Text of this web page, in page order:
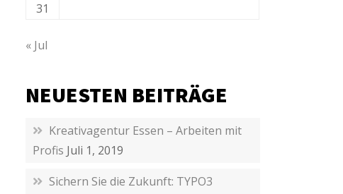
31
« Jul
NEUESTEN BEITRÄGE
Kreativagentur Essen – Arbeiten mit
Profis Juli 1, 2019
Sichern Sie die Zukunft: TYPO3